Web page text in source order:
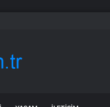
derken…